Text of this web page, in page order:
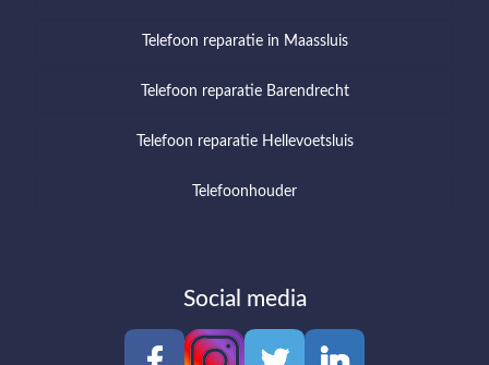
Telefoon reparatie in Maassluis
Telefoon reparatie Barendrecht
Telefoon reparatie Hellevoetsluis
Telefoonhouder
Social media